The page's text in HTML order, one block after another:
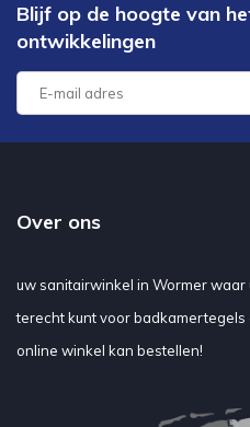
Blijf op de hoogte van
ontwikkelingen
Over ons
uw sanitairwinkel in Wormer
terecht kunt voor badkamertegels
online winkel kan bestellen!